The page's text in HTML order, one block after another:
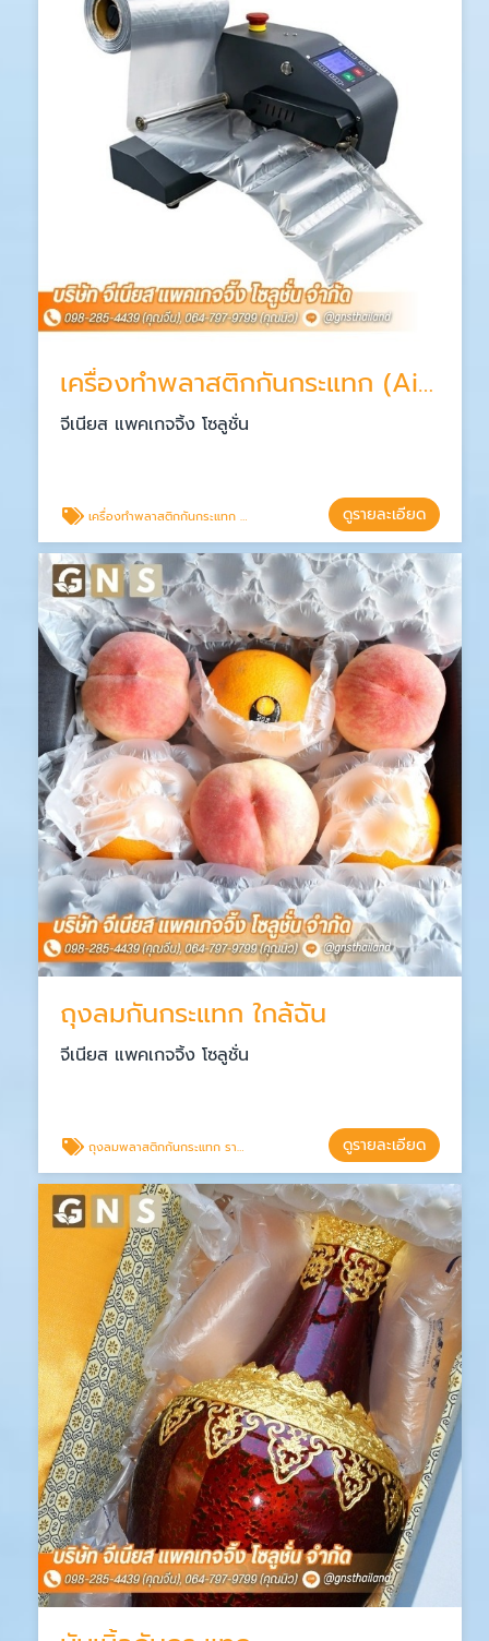
เครื่องทำพลาสติกกันกระแทก (Air Cushion Machine)
จีเนียส แพคเกจจิ้ง โซลูชั่น
เครื่องทำพลาสติกกันกระแทก air bubble ดูรายละเอียด
ถุงลมกันกระแทก ใกล้ฉัน
จีเนียส แพคเกจจิ้ง โซลูชั่น
ถุงลมพลาสติกกันกระแทก ราคาส่ง ดูรายละเอียด